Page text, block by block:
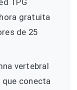
gratuita
de 25
vertebral
conecta